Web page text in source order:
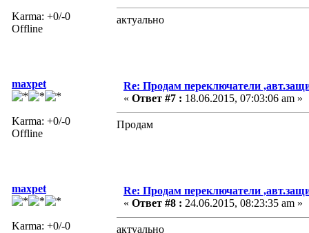
Karma: +0/-0
Offline
актуально
maxpet
Karma: +0/-0
Offline
Re: Продам переключатели
« Ответ #7 : 18.06.2015, 07:03:06 am »
Продам
maxpet
Karma: +0/-0
Re: Продам переключатели
« Ответ #8 : 24.06.2015, 08:23:35 am »
актуально